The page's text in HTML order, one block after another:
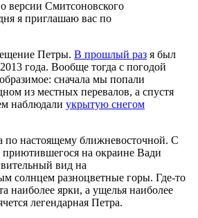
версии Смитсоновского
я приглашаю вас по
Петры. В прошлый раз я был
года. Вообще тогда с погодой
сначала мы попали
из местных перевалов, а спустя
наблюдали укрытую снегом
по настоящему ближневосточной. С
приютившегося на окраине Вади
вид на
солнцем разноцветные горы. Где-то
наиболее ярки, а ущелья наиболее
легендарная Петра.